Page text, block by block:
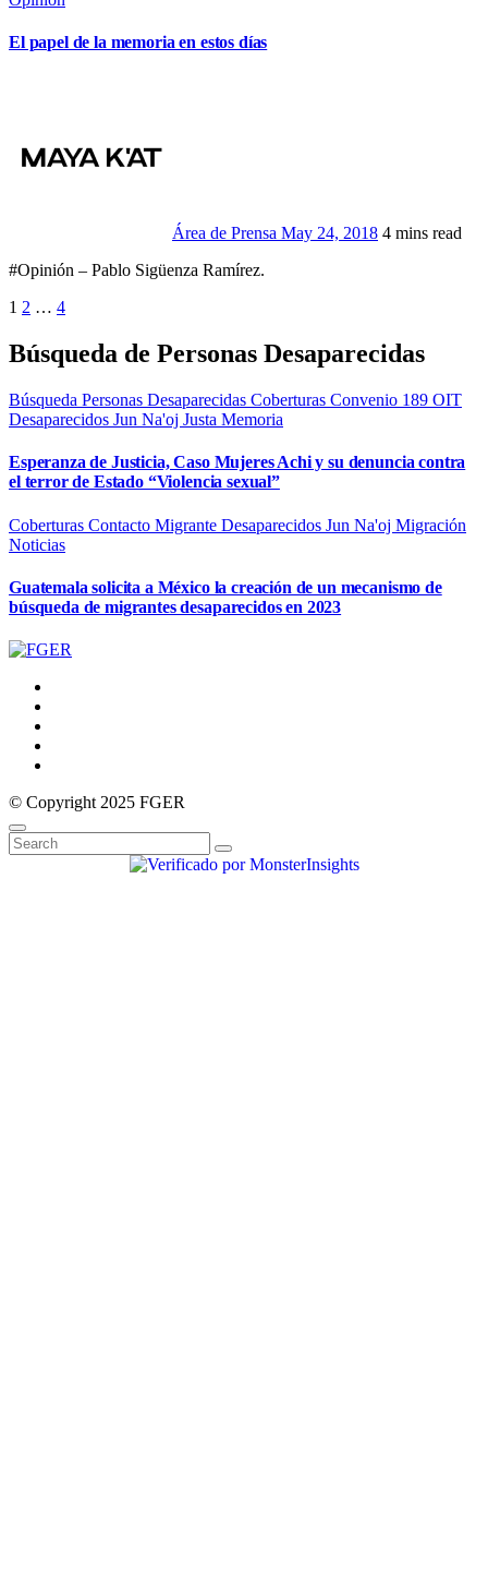
El papel de la memoria en estos días
Área de Prensa May 24, 2018 4 mins read
#Opinión – Pablo Sigüenza Ramírez.
Paginación
de
entradas
1 2 … 4
Búsqueda de Personas Desaparecidas
Búsqueda Personas Desaparecidas Coberturas Convenio 189 OIT
Desaparecidos Jun Na'oj Justa Memoria
Esperanza de Justicia, Caso Mujeres Achi y su denuncia contra
el terror de Estado “Violencia sexual”
Coberturas Contacto Migrante Desaparecidos Jun Na'oj Migración
Noticias
Guatemala solicita a México la creación de un mecanismo de
búsqueda de migrantes desaparecidos en 2023
© Copyright 2025 FGER